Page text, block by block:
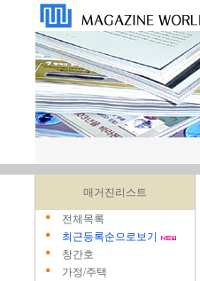
매거진리스트
전체목록
최근등록순으로보기
창간호
가정/주택